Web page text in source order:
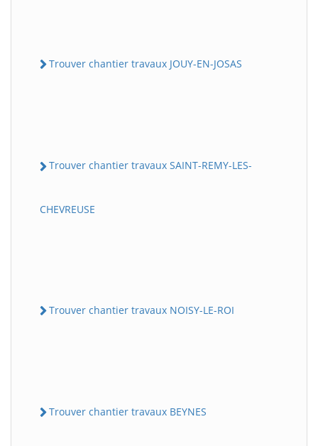
Trouver chantier travaux JOUY-EN-JOSAS
Trouver chantier travaux SAINT-REMY-LES-
CHEVREUSE
Trouver chantier travaux NOISY-LE-ROI
Trouver chantier travaux BEYNES